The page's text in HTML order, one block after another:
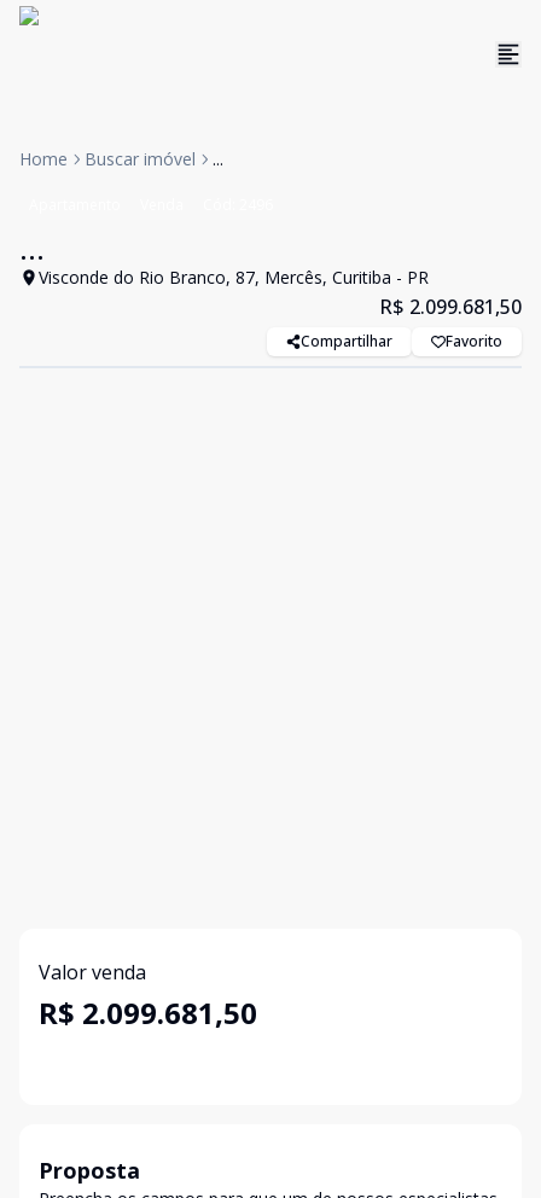
Home Buscar imóvel ...
...
Visconde do Rio Branco, 87, Mercês, Curitiba - PR
R$ 2.099.681,50
Compartilhar Favorito
Valor venda
R$ 2.099.681,50
Proposta